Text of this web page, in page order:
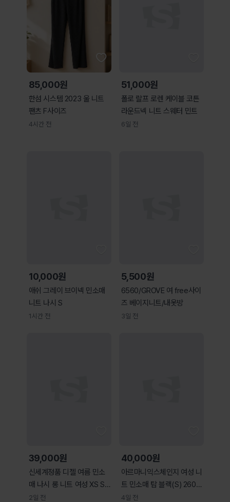
85,000원
한섬 시스템 2023 울 니트
팬츠 F사이즈
4시간 전
51,000원
폴로 랄프 로렌 케이블 코튼
라운드넥 니트 스웨터 민트
6일 전
10,000원
애쉬 그레이 브이넥 민소매
니트 나시 S
1시간 전
5,500원
6560/GROVE 여 free사이
즈 베이지니트/내옷방
3일 전
39,000원
신세계정품 디젤 여름 민소
매 나시 롱 니트 여성 XS S
사랑봉봉
2일 전
40,000원
아르마니익스체인지 여성 니
트 민소매 탑 블랙(S) 2608
05_3
4일 전